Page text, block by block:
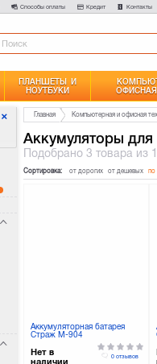
Способы оплаты Кредит Контакты
ПЛАНШЕТЫ И
НОУТБУКИ
Главная Компьютерная и офисная
Аккумуляторы
Подобрано3 товара из
Сортировка: от дорогих от дешевых по
Аккумуляторная батарея
Страж M-904
Нет в
наличии
0 отзывов